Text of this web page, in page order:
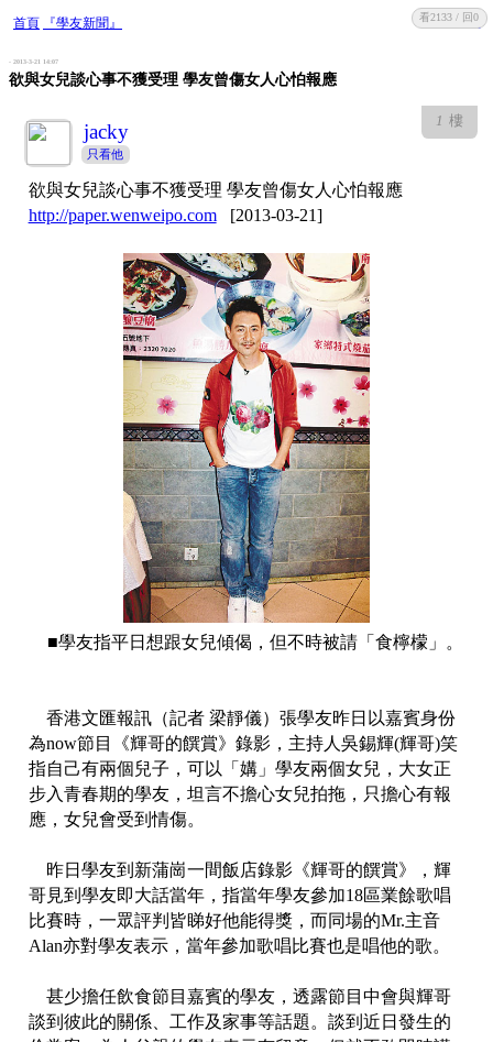
首頁 『學友新聞』 收藏 回復
- 2013-3-21 14:07
欲與女兒談心事不獲受理 學友曾傷女人心怕報應
看2133 / 回0
1 樓
jacky
只看他
欲與女兒談心事不獲受理 學友曾傷女人心怕報應
http://paper.wenweipo.com[2013-03-21]
■學友指平日想跟女兒傾偈，但不時被請「食檸檬」。
香港文匯報訊（記者 梁靜儀）張學友昨日以嘉賓身份
為now節目《輝哥的饌賞》錄影，主持人吳錫輝(輝哥)笑
指自己有兩個兒子，可以「媾」學友兩個女兒，大女正
步入青春期的學友，坦言不擔心女兒拍拖，只擔心有報
應，女兒會受到情傷。
昨日學友到新蒲崗一間飯店錄影《輝哥的饌賞》，輝
哥見到學友即大話當年，指當年學友參加18區業餘歌唱
比賽時，一眾評判皆睇好他能得獎，而同場的Mr.主音
Alan亦對學友表示，當年參加歌唱比賽也是唱他的歌。
甚少擔任飲食節目嘉賓的學友，透露節目中會與輝哥
談到彼此的關係、工作及家事等話題。談到近日發生的